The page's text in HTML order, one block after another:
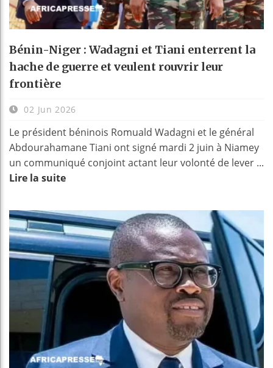
Bénin-Niger : Wadagni et Tiani enterrent la
hache de guerre et veulent rouvrir leur
frontière
02 Jun 2026
Le président béninois Romuald Wadagni et le général
Abdourahamane Tiani ont signé mardi 2 juin à Niamey
un communiqué conjoint actant leur volonté de lever ...
Lire la suite